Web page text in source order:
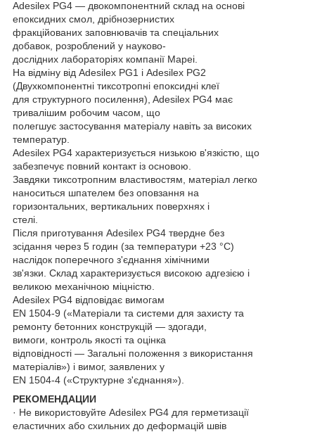
Adesilex PG4 — двокомпонентний склад на основі
епоксидних смол, дрібнозернистих
фракційованих заповнювачів та спеціальних
добавок, розроблений у науково-
дослідних лабораторіях компанії Mapei.
На відміну від Adesilex PG1 і Adesilex PG2
(Двухкомпонентні тиксотропні епоксидні клеї
для структурного посилення), Adesilex PG4 має
тривалішим робочим часом, що
полегшує застосування матеріалу навіть за високих
температур.
Adesilex PG4 характеризується низькою в'язкістю, що
забезпечує повний контакт із основою.
Завдяки тиксотропним властивостям, матеріал легко
наноситься шпателем без оповзання на
горизонтальних, вертикальних поверхнях і
стелі.
Після приготування Adesilex PG4 твердне без
зсідання через 5 годин (за температури +23 °C)
наслідок поперечного з'єднання хімічними
зв'язки. Склад характеризується високою адгезією і
великою механічною міцністю.
Adesilex PG4 відповідає вимогам
EN 1504-9 («Матеріали та системи для захисту та
ремонту бетонних конструкцій — здогади,
вимоги, контроль якості та оцінка
відповідності — Загальні положення з використання
матеріалів») і вимог, заявлених у
EN 1504-4 («Структурне з'єднання»).
РЕКОМЕНДАЦИИ
· Не використовуйте Adesilex PG4 для герметизації
еластичних або схильних до деформацій швів